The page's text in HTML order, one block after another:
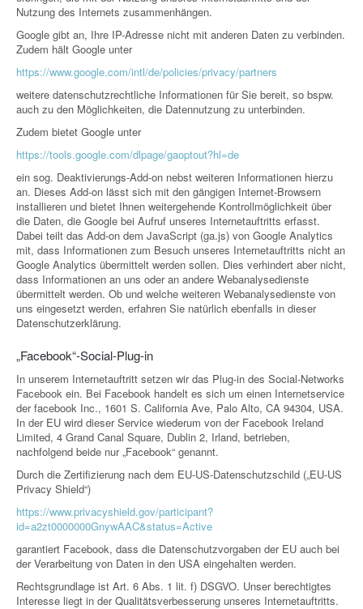
Nutzung des Internets zusammenhängen.
Google gibt an, Ihre IP-Adresse nicht mit anderen Daten zu verbinden.
Zudem hält Google unter
https://www.google.com/intl/de/policies/privacy/partners
weitere datenschutzrechtliche Informationen für Sie bereit, so bspw.
auch zu den Möglichkeiten, die Datennutzung zu unterbinden.
Zudem bietet Google unter
https://tools.google.com/dlpage/gaoptout?hl=de
ein sog. Deaktivierungs-Add-on nebst weiteren Informationen hierzu
an. Dieses Add-on lässt sich mit den gängigen Internet-Browsern
installieren und bietet Ihnen weitergehende Kontrollmöglichkeit über
die Daten, die Google bei Aufruf unseres Internetauftritts erfasst.
Dabei teilt das Add-on dem JavaScript (ga.js) von Google Analytics
mit, dass Informationen zum Besuch unseres Internetauftritts nicht an
Google Analytics übermittelt werden sollen. Dies verhindert aber nicht,
dass Informationen an uns oder an andere Webanalysedienste
übermittelt werden. Ob und welche weiteren Webanalysedienste von
uns eingesetzt werden, erfahren Sie natürlich ebenfalls in dieser
Datenschutzerklärung.
„Facebook“-Social-Plug-in
In unserem Internetauftritt setzen wir das Plug-in des Social-Networks
Facebook ein. Bei Facebook handelt es sich um einen Internetservice
der facebook Inc., 1601 S. California Ave, Palo Alto, CA 94304, USA.
In der EU wird dieser Service wiederum von der Facebook Ireland
Limited, 4 Grand Canal Square, Dublin 2, Irland, betrieben,
nachfolgend beide nur „Facebook“ genannt.
Durch die Zertifizierung nach dem EU-US-Datenschutzschild („EU-US
Privacy Shield“)
https://www.privacyshield.gov/participant?
id=a2zt0000000GnywAAC&status=Active
garantiert Facebook, dass die Datenschutzvorgaben der EU auch bei
der Verarbeitung von Daten in den USA eingehalten werden.
Rechtsgrundlage ist Art. 6 Abs. 1 lit. f) DSGVO. Unser berechtigtes
Interesse liegt in der Qualitätsverbesserung unseres Internetauftritts.